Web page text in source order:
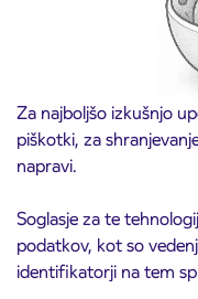
Za najboljšo izkušnjo
piškotki, za
napravi.
Soglasje za te
podatkov, kot so
identifikatorji na tem
Obvestilo o